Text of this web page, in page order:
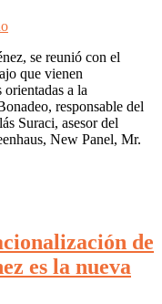
se reunió con el
que vienen
a la
responsable del
Suraci, asesor del
New Panel, Mr.
de
es la nueva